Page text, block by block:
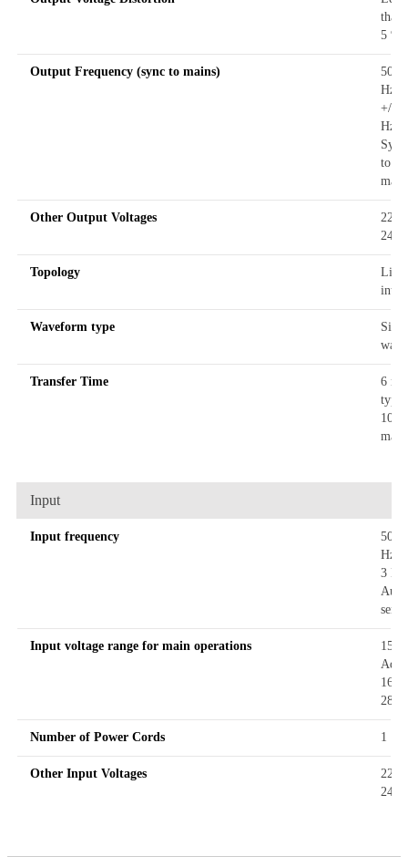
than
5 %
Output Frequency (sync to mains)
50/
Hz
+/- 3
Hz
Sync
to
Other Output Voltages
220,
240
Topology
Line
Waveform type
Sine
wave
Transfer Time
6 ms
10
Input
Input frequency
50/
Hz
3 Hz
Input voltage range for main operations
151
160 -
280V
Number of Power Cords 1
Other Input Voltages
220,
240